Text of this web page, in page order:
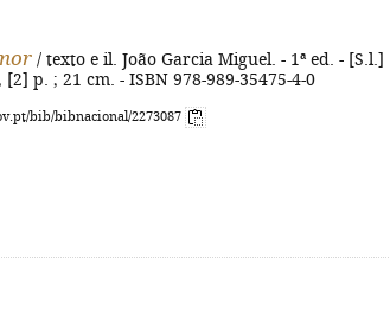
/ texto e il. João Garcia Miguel. - 1ª ed. - [S.l.]
p. ; 21 cm. - ISBN 978-989-35475-4-0
bib/bibnacional/2273087